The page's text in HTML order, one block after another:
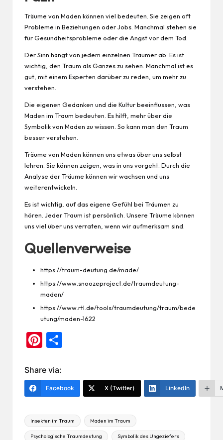
Träume von Maden können viel bedeuten. Sie zeigen oft
Probleme in Beziehungen oder Jobs. Manchmal stehen sie
für Gesundheitsprobleme oder die Angst vor dem Tod.
Der Sinn hängt von jedem einzelnen Träumer ab. Es ist
wichtig, den Traum als Ganzes zu sehen. Manchmal ist es
gut, mit einem Experten darüber zu reden, um mehr zu
verstehen.
Die eigenen Gedanken und die Kultur beeinflussen, was
Maden im Traum bedeuten. Es hilft, mehr über die
Symbolik von Maden zu wissen. So kann man den Traum
besser verstehen.
Träume von Maden können uns etwas über uns selbst
lehren. Sie können zeigen, was in uns vorgeht. Durch die
Analyse der Träume können wir wachsen und uns
weiterentwickeln.
Es ist wichtig, auf das eigene Gefühl bei Träumen zu
hören. Jeder Traum ist persönlich. Unsere Träume können
uns viel über uns verraten, wenn wir aufmerksam sind.
Quellenverweise
https://traum-deutung.de/made/
https://www.snoozeproject.de/traumdeutung-
maden/
https://www.rtl.de/tools/traumdeutung/traum/bede
utung/maden-1622
Pi
er
es
t
Share via:
Facebook X (Twitter) LinkedIn
Tags:
Insekten im Traum Maden im Traum
Psychologische Traumdeutung Symbolik des Ungeziefers